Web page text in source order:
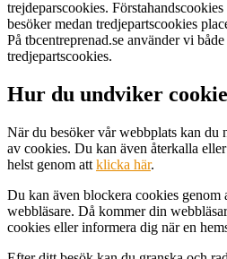
trejdeparscookies.
besöker medan tredjepartscookies
På tbcentreprenad.se använder vi
tredjepartscookies.
Hur du undviker
När du besöker vår webbplats kan du
av cookies. Du kan även återkalla
helst genom att klicka här.
Du kan även blockera cookies genom
webbläsare. Då kommer din
cookies eller informera dig när en